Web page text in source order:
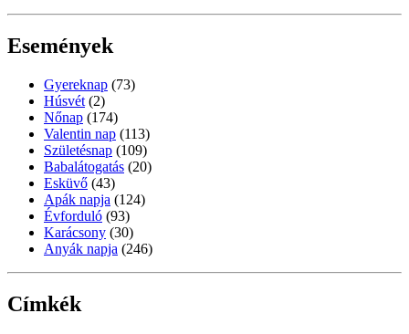
Események
Gyereknap (73)
Húsvét (2)
Nőnap (174)
Valentin nap (113)
Születésnap (109)
Babalátogatás (20)
Esküvő (43)
Apák napja (124)
Évforduló (93)
Karácsony (30)
Anyák napja (246)
Címkék